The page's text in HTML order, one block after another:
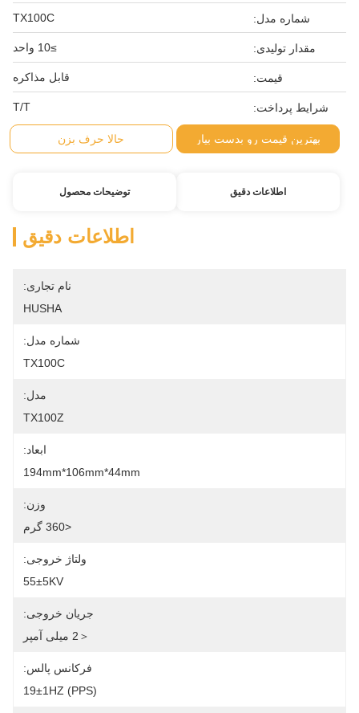
شماره مدل: TX100C
مقدار تولیدی: ≥10 واحد
قیمت: قابل مذاکره
شرایط پرداخت: T/T
بهترین قیمت رو بدست بیار حالا حرف بزن
اطلاعات دقیق توضیحات محصول
اطلاعات دقیق
نام تجاری:
HUSHA
شماره مدل:
TX100C
مدل:
TX100Z
ابعاد:
194mm*106mm*44mm
وزن:
<360 گرم
ولتاژ خروجی:
55±5KV
جریان خروجی:
＜2 میلی آمپر
فرکانس پالس:
19±1HZ (PPS)